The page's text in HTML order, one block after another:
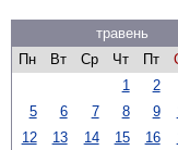
травень
Пн
Вт Ср Чт Пт
1
2
5
6 7 8 9
12
13 14 15 16